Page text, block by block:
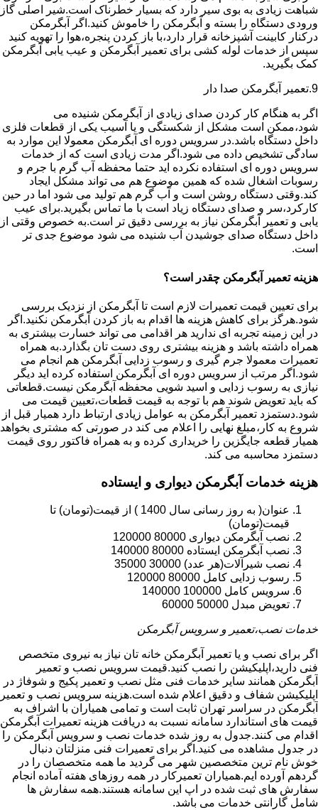
شباهت زیادی به بوی سیر دارد که بسیار خطرناک است.شیر اصلی گاز
ورودی دستگاه را بسته و آبگرمکن را خاموش کنید.اگر آبگرمکن
درکنار کابینت آشپزخانه قرار دارد،با باز کردن پنجره،هوا را تهویه کنید
سپس از خدمات لوله کشی برای تعمیر آبگرمکن و عیب یابی آبگرمکن
کمک بگیرید.
9.تعمیر آبگرمکن صدا دار
اگر به هنگام کار کردن صدای زیادی از آبگرمکن شنیده می
شود،ممکن است مشکل از شکستگی و یا آسیب یکی از قطعات فلزی
داخل دستگاه باشد.در سرویس دوره ای آبگرمکن معمولا این موارد به
سادگی تشخیص داده می شود.اگر مدت زیادی است که از خدمات
سرویس دوره ای استفاده نکرده اید حتما محفظه آب گرم با جرم و
رسوبات اشغال شده که همین موضوع هم می تواند مشکل ایجاد
کند.وقتی دستگاه روشن است و آب گرم هم تولید می شود اما در حین
کارکرد،سر و صدای دستگاه زیاد است با ما تماس بگیرید.برای عیب
یابی و تعمیر آبگرمکن نیاز به بررسی دقیق تر است.به خصوص وقتی از
داخل دستگاه صدای جوشیدن آب شنیده می شود موضوع جدی تر
است.
هزینه تعمیر آبگرمکن چقدر است؟
برای تعیین قیمت تعمیرات لازم است تا آبگرمکن از نزدیک بررسی
شود.هرگز برای کاهش هزینه ها اقدام به باز کردن آبگرمکن نکنید.اگر
در این زمینه تجربه ای ندارید هر اقدامی می تواند خسارت بیشتری به
همراه داشته باشد و هزینه بیشتری روی دست تان بگذارد.به همراه
تعمیرات معمولا جرم گیری و رسوب زدایی آبگرمکن هم انجام می
شود.اگر مرتب از سرویس دوره ای آبگرمکن استفاده کرده اید دیگر
نیازی به رسوب زدایی و اسید شویی محفظه آبگرمکن نیست.قطعاتی
که باید تعویض شوند هم با توجه به قیمت قطعات،تعیین قیمت می
شود.دستمزد تعمیر آبگرمکن به عوامل زیادی ارتباط دارد همیار قبل از
شروع به کار،مبلغ نهایی را اعلام می کند در صورتی که مشتری بخواهد
همیار قطعه جایگزین را خریداری کرده و به همراه فاکتور روی قیمت
دستمزد محاسبه می کند.
هزینه خدمات آبگرمکن دیواری و ایستاده
عنوان( به روز رسانی سال 1400 ) از قیمت(تومان) تا
قیمت(تومان)
نصب آبگرمکن دیواری 80000 120000
نصب آبگرمکن ایستاده 80000 140000
نصب شیرآلات(هر عدد) 30000 35000
رسوب زدایی کامل 80000 120000
سرویس کامل 100000 140000
تعویض مبدل 50000 60000
خدمات نصب،تعمیر و سرویس آبگرمکن
اگر برای نصب و یا تعمیر آبگرمکن خانه تان نیاز به نیروی متخصص
فنی دارید،اپلیکیشن را نصب کنید.قیمت سرویس نصب و تعمیر
آبگرمکن همانند سایر خدمات فنی مثل نصب و تعمیر پکیج و شوفاژ در
اپلیکیشن شفاف و دقیق اعلام شده است.هزینه سرویس نصب و تعمیر
آبگرمکن در سراسر تهران ثابت است و تمامی همیاران با اشراف به
قیمت های استاندارد سامانه نسبت به دریافت هزینه تعمیرات آبگرمکن
اقدام می کنند.جدول به روز شده خدمات نصب و سرویس آبگرمکن را
در جدول مشاهده می کنید.اگر برای تعمیرات فنی منزلتان دنبال
خوش نام ترین متخصصین شهر می گردید ما همه متخصصان را در
گردهم آورده ایم.همیاران تعمیرکار در همه روزهای هفته آماده انجام
سفارش های ثبت شده در اپ این سامانه هستند.همه سفارش ها
شامل گارانتی خدمات می باشد.